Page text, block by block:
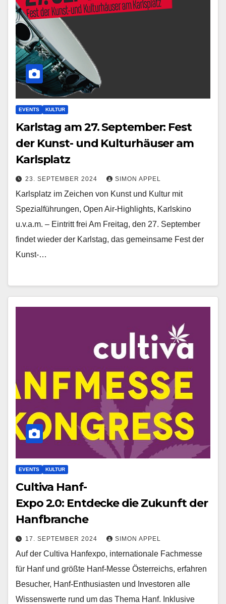
EVENTS KULTUR
Karlstag am 27. September: Fest
der Kunst- und Kulturhäuser am
Karlsplatz
23. SEPTEMBER 2024 SIMON APPEL
Karlsplatz im Zeichen von Kunst und Kultur mit
Spezialführungen, Open Air-Highlights, Karlskino
u.v.a.m. – Eintritt frei Am Freitag, den 27. September
findet wieder der Karlstag, das gemeinsame Fest der
Kunst-…
EVENTS KULTUR
Cultiva Hanf-
Expo 2.0: Entdecke die Zukunft der
Hanfbranche
17. SEPTEMBER 2024 SIMON APPEL
Auf der Cultiva Hanfexpo, internationale Fachmesse
für Hanf und größte Hanf-Messe Österreichs, erfahren
Besucher, Hanf-Enthusiasten und Investoren alle
Wissenswerte rund um das Thema Hanf. Inklusive